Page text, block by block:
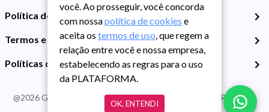
Política de Privacidade
Termos e Condições de Uso
Políticas de Cookies
@2026Guarida Imóvel. Todos os direitos reservados. CRECI RS -
413J | CNPJ Guarida: 89.398.606/0001-30
você. Ao prosseguir, você concorda
com nossapolítica de cookies e
aceita os termos de uso, que regem a
relação entre você e nossa empresa,
estabelecendo as regras para o uso
da PLATAFORMA.
OK, ENTENDI